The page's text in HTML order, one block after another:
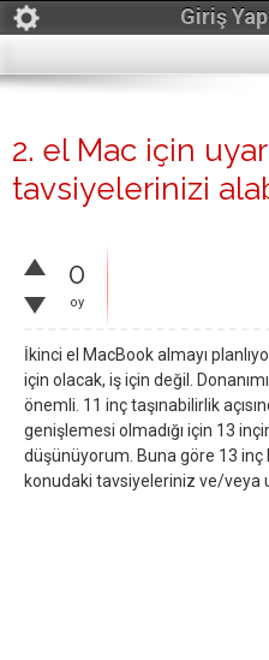
Giriş Yap
2. el Mac için
tavsiyelerinizi
0
oy
İkinci el MacBook almayı
için olacak, iş için değil.
önemli. 11 inç taşınabilirlik
genişlemesi olmadığı için 13
düşünüyorum. Buna göre 13 inç
konudaki tavsiyeleriniz ve/veya